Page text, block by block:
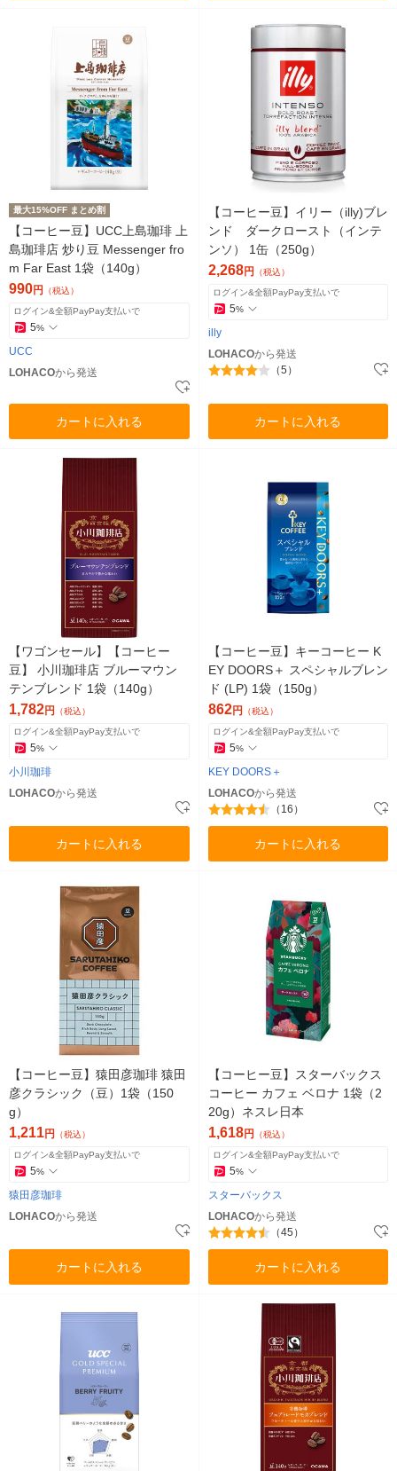
最大15%OFF まとめ割
【コーヒー豆】UCC上島珈琲 上
島珈琲店 炒り豆 Messenger fro
m Far East 1袋（140g）
990円 （税込）
ログイン&全額PayPay支払いで
5%
UCC
LOHACOから発送
カートに入れる
【コーヒー豆】イリー（illy)ブレ
ンド ダークロースト（インテ
ンソ） 1缶（250g）
2,268円 （税込）
ログイン&全額PayPay支払いで
5%
illy
LOHACOから発送
（5）
カートに入れる
【ワゴンセール】【コーヒー
豆】 小川珈琲店 ブルーマウン
テンブレンド 1袋（140g）
1,782円 （税込）
ログイン&全額PayPay支払いで
5%
小川珈琲
LOHACOから発送
カートに入れる
【コーヒー豆】キーコーヒー K
EY DOORS＋ スペシャルブレン
ド (LP) 1袋（150g）
862円 （税込）
ログイン&全額PayPay支払いで
5%
KEY DOORS＋
LOHACOから発送
（16）
カートに入れる
【コーヒー豆】猿田彦珈琲 猿田
彦クラシック（豆）1袋（150
g）
1,211円 （税込）
ログイン&全額PayPay支払いで
5%
猿田彦珈琲
LOHACOから発送
カートに入れる
【コーヒー豆】スターバックス
コーヒー カフェ ベロナ 1袋（2
20g）ネスレ日本
1,618円 （税込）
ログイン&全額PayPay支払いで
5%
スターバックス
LOHACOから発送
（45）
カートに入れる